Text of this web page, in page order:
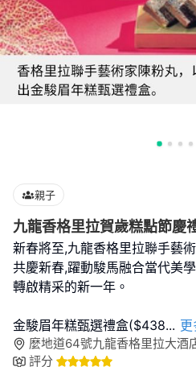
親子
九龍香格里拉賀歲糕點節慶
新春將至,九龍香格里拉聯手藝
共慶新春,躍動駿馬融合當代美
轉啟精采的新一年。
金駿眉年糕甄選禮盒($438... 更
麼地道64號九龍香格里拉大酒
評分